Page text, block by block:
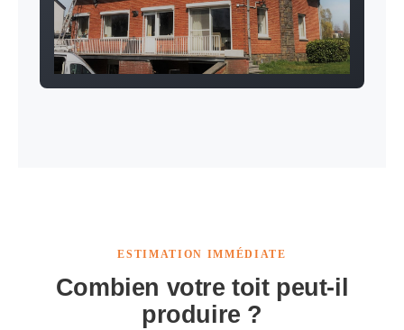
ESTIMATION IMMÉDIATE
Combien votre toit peut-il
produire ?